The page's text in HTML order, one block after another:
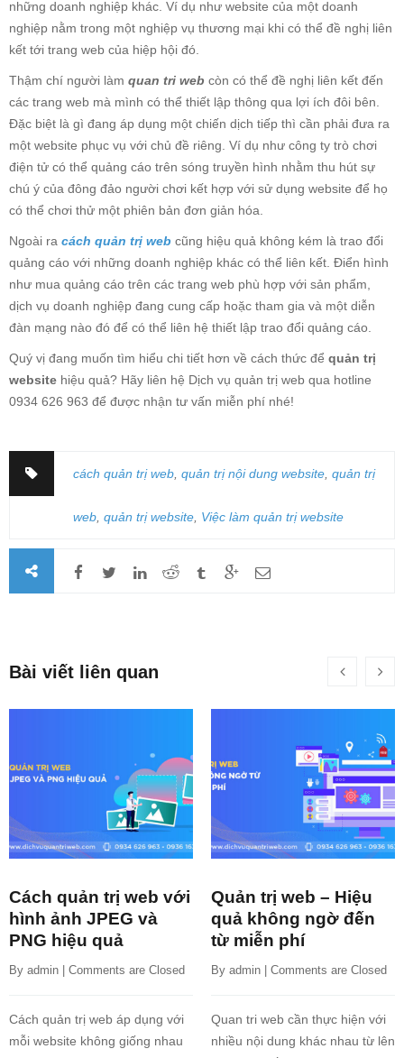
những doanh nghiệp khác. Ví dụ như website của một doanh
nghiệp nằm trong một nghiệp vụ thương mại khi có thể đề nghị liên
kết tới trang web của hiệp hội đó.
Thậm chí người làm quan tri web còn có thể đề nghị liên kết đến
các trang web mà mình có thể thiết lập thông qua lợi ích đôi bên.
Đặc biệt là gì đang áp dụng một chiến dịch tiếp thì cần phải đưa ra
một website phục vụ với chủ đề riêng. Ví dụ như công ty trò chơi
điện tử có thể quảng cáo trên sóng truyền hình nhằm thu hút sự
chú ý của đông đảo người chơi kết hợp với sử dụng website để họ
có thể chơi thử một phiên bản đơn giản hóa.
Ngoài ra cách quản trị web cũng hiệu quả không kém là trao đổi
quảng cáo với những doanh nghiệp khác có thể liên kết. Điển hình
như mua quảng cáo trên các trang web phù hợp với sản phẩm,
dịch vụ doanh nghiệp đang cung cấp hoặc tham gia và một diễn
đàn mạng nào đó để có thể liên hệ thiết lập trao đổi quảng cáo.
Quý vị đang muốn tìm hiểu chi tiết hơn về cách thức để quản trị
website hiệu quả? Hãy liên hệ Dịch vụ quản trị web qua hotline
0934 626 963 để được nhận tư vấn miễn phí nhé!
cách quản trị web quản trị nội dung website quản trị
web quản trị website Việc làm quản trị website
Bài viết liên quan
Cách quản trị web với
hình ảnh JPEG và
PNG hiệu quả
By admin Comments are Closed
Cách quản trị web áp dụng với
mỗi website không giống nhau
Quản trị web – Hiệu
quả không ngờ đến
từ miễn phí
By admin Comments are Closed
Quan tri web cần thực hiện với
nhiều nội dung khác nhau từ lên